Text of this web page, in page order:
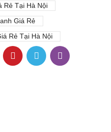
Rẻ Tại Hà Nội
Giá Rẻ
Rẻ Tại Hà Nội